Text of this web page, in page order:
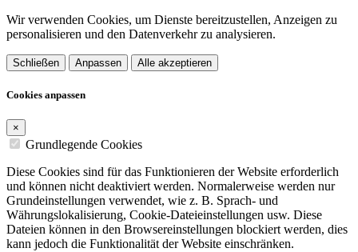
Wir verwenden Cookies, um Dienste bereitzustellen, Anzeigen zu
personalisieren und den Datenverkehr zu analysieren.
Schließen Anpassen Alle akzeptieren
Cookies anpassen
×
Grundlegende Cookies
Diese Cookies sind für das Funktionieren der Website erforderlich
und können nicht deaktiviert werden. Normalerweise werden nur
Grundeinstellungen verwendet, wie z. B. Sprach- und
Währungslokalisierung, Cookie-Dateieinstellungen usw. Diese
Dateien können in den Browsereinstellungen blockiert werden, dies
kann jedoch die Funktionalität der Website einschränken.